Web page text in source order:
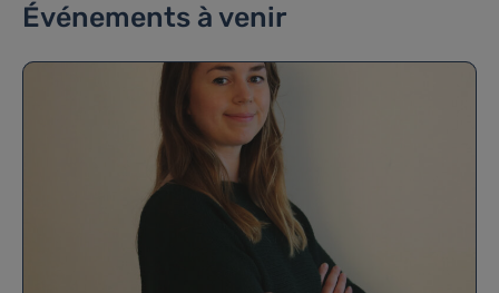
Événements à venir